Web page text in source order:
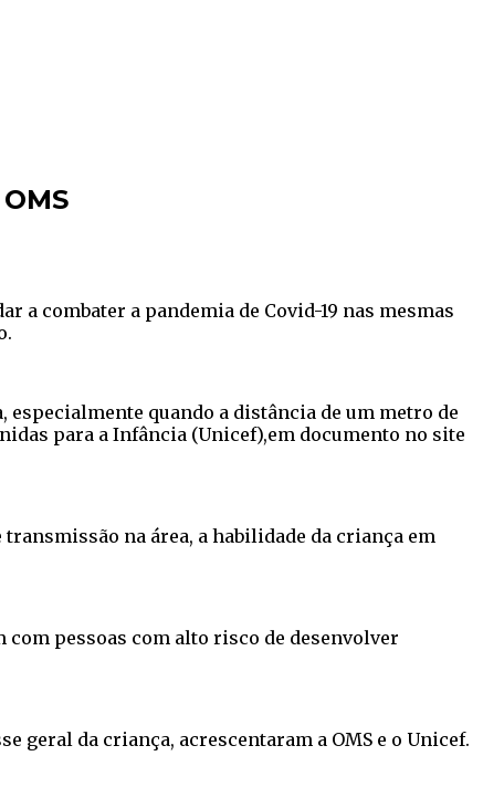
a combater a pandemia de Covid-19 nas mesmas
especialmente quando a distância de um metro de
para a Infância (Unicef),em documento no site
na área, a habilidade da criança em
pessoas com alto risco de desenvolver
geral da criança, acrescentaram a OMS e o Unicef.